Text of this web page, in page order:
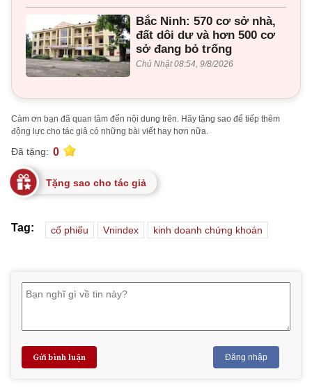
Bắc Ninh: 570 cơ sở nhà,
đất dôi dư và hơn 500 cơ
sở đang bỏ trống
Chủ Nhật 08:54, 9/8/2026
Cảm ơn bạn đã quan tâm đến nội dung trên. Hãy tặng sao để tiếp thêm
động lực cho tác giả có những bài viết hay hơn nữa.
Đã tặng: 0
Tặng sao cho tác giả
Tag: cổ phiếu Vnindex kinh doanh chứng khoán
Gửi bình luận Đăng nhập